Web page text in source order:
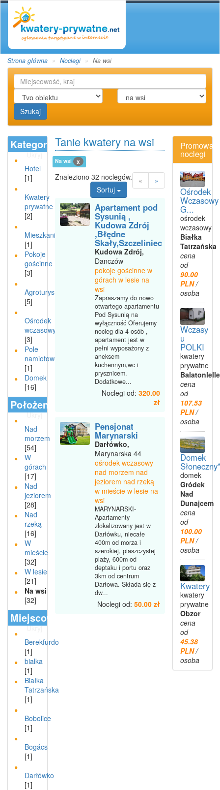
Strona główna Noclegi Na wsi
Szukaj
Kategoria
Ukryj
Hotel
[1]
Kwatery
prywatne
[2]
Mieszkanie
[1]
Pokoje
gościnne
[3]
Agroturystyka
[5]
Ośrodek
wczasowy
[3]
Pole
namiotowe
[1]
Domek
[16]
Położenie
Ukryj
Nad
morzem
[54]
W
górach
[17]
Nad
jeziorem
[28]
Nad
rzeką
[16]
W
mieście
[32]
W lesie
[21]
Na wsi
[32]
Miejscowości
Ukryj
Berekfurdo
[1]
bialka
[1]
Białka
Tatrzańska
[1]
Bobolice
[1]
Bogács
[1]
Darłówko
[1]
Tanie kwatery na wsi
Na wsi x
Znaleziono 32 noclegów. «
»
Sortuj
Apartament pod
Sysunią ,
Kudowa Zdrój
,Błędne
Skały,Szczeliniec
Kudowa Zdrój,
Danczów
pokoje gościnne w
górach w lesie na
wsi
Zapraszamy do nowo
otwartego apartamentu
Pod Sysunią na
wyłączność Oferujemy
nocleg dla 4 osób ,
apartament jest w
pełni wyposażony z
aneksem
kuchennym,wc i
prysznicem.
Dodatkowe...
Noclegi od: 320.00
zł
Pensjonat
Marynarski
Darłówko,
Marynarska 44
ośrodek wczasowy
nad morzem nad
jeziorem nad rzeką
w mieście w lesie na
wsi
MARYNARSKI-
Apartamenty
zlokalizowany jest w
Darłówku, niecałe
400m od morza i
szerokiej, piaszczystej
plaży, 600m od
deptaku i portu oraz
3km od centrum
Darłowa. Składa się z
dw...
Noclegi od: 50.00 zł
noclegi
Ośrodek
Wczasowy
G...
ośrodek
wczasowy
Białka
Tatrzańska
cena
od
90.00
PLN/
osoba
Wczasy
u
POLKI
kwatery
prywatne
Balatonlelle
cena
od
107.53
PLN/
osoba
Domek
domek
Gródek
Nad
Dunajcem
cena
od
100.00
PLN/
osoba
Kwatery
kwatery
prywatne
Obzor
cena
od
45.38
PLN/
osoba